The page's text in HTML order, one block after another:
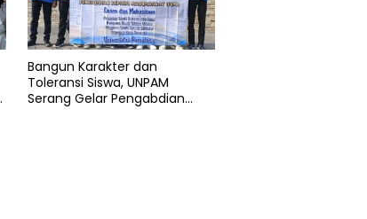
Bangun Karakter dan
Toleransi Siswa, UNPAM
Serang Gelar Pengabdian